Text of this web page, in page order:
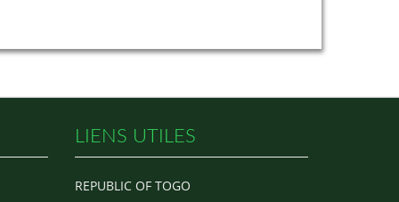
LIENS UTILES
REPUBLIC OF TOGO